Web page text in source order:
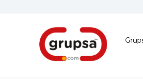
Grupsa
Accesos
que
conectan
personas